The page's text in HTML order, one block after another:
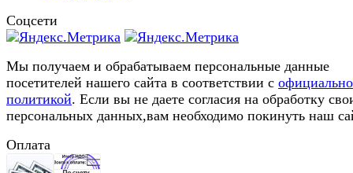
Соцсети
Мы получаем и обрабатываем персональные данные
посетителей нашего сайта в соответствии с
политикой. Если вы не даете согласия на обработку
персональных данных,вам необходимо покинуть наш
Оплата